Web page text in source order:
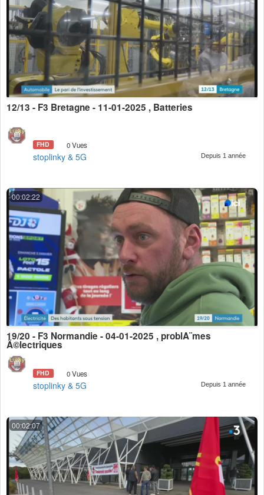
12/13 - F3 Bretagne - 11-01-2025 , Batteries
FHD 0 Vues
stoplinky & 5G Depuis 1 année
00:02:22
19/20 - F3 Normandie - 04-01-2025 , problÃ¨mes
Ã©lectriques
FHD 0 Vues
stoplinky & 5G Depuis 1 année
00:02:07